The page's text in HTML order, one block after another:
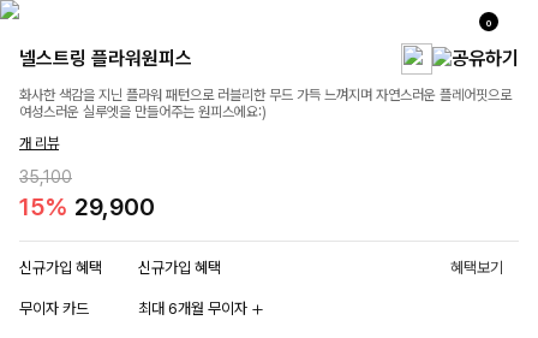
0
넬스트링 플라워원피스
화사한 색감을 지닌 플라워 패턴으로 러블리한 무드 가득 느껴지며 자연스러운 플레어핏으로
여성스러운 실루엣을 만들어주는 원피스에요:)
개 리뷰
35,100
15% 29,900
신규가입 혜택 신규가입 혜택 혜택보기
무이자 카드 최대 6개월 무이자